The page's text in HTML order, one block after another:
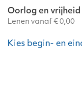
Oorlog en vrijheid
Lenen vanaf € 0,00
Kies begin- en